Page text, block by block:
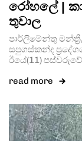
රෝහලේ |
තුවාල
පාර්ලිමේන්තු
සපුගස්කන්ද
ඊයේ(11)
read more